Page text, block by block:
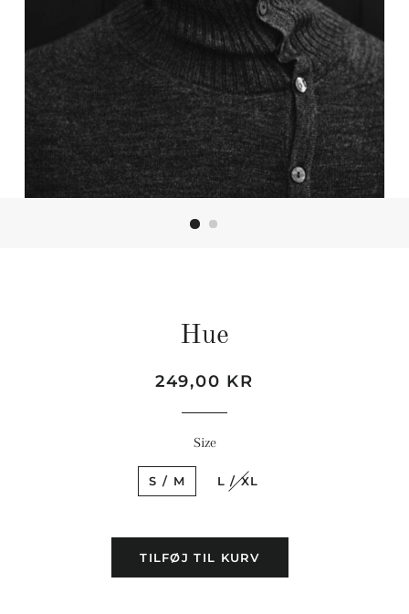
Hue
Normal
Udsalgspris
249,00 KR
Size
S / M L / XL
TILFØJ TIL KURV